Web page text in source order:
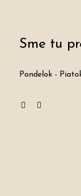
Sme tu
Pondelok -